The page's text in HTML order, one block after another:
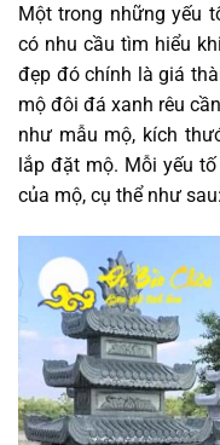
Một trong những yếu
có nhu cầu tìm hiểu
đẹp đó chính là giá
mộ đôi đá xanh rêu
như mẫu mộ, kích
lắp đặt mộ. Mỗi yếu
của mộ, cụ thể như sau: